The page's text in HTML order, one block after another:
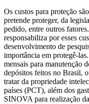
Os custos para proteção
pretende proteger, da
pedido, entre outros
responsabiliza por esses
desenvolvimento de
importância em protegê-
mensais para manutenção
depósitos feitos no Brasil,
tratar da propriedade
países (PCT), além dos
SINOVA para realização